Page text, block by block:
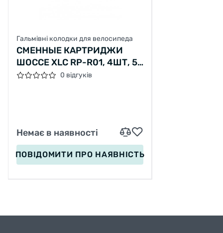
Гальмівні колодки для велосипеда
СМЕННЫЕ КАРТРИДЖИ
ШОССЕ XLC RP-R01, 4ШТ, 55
ММ, ДЛЯ КАРБОНОВЫХ
0 відгуків
Немає в наявності
ПОВІДОМИТИ ПРО НАЯВНІСТЬ